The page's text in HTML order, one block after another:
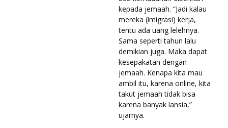
kepada jemaah. “Jadi kalau
mereka (imigrasi) kerja,
tentu ada uang lelehnya.
Sama seperti tahun lalu
demikian juga. Maka dapat
kesepakatan dengan
jemaah. Kenapa kita mau
ambil itu, karena online, kita
takut jemaah tidak bisa
karena banyak lansia,”
ujarnya.